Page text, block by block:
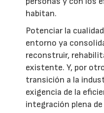
habitan.
Potenciar la
entorno ya
reconstruir,
existente. Y, por
transición a la
exigencia de la
integración plena